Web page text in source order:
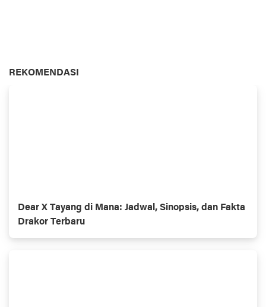
REKOMENDASI
Dear X Tayang di Mana: Jadwal, Sinopsis, dan Fakta
Drakor Terbaru